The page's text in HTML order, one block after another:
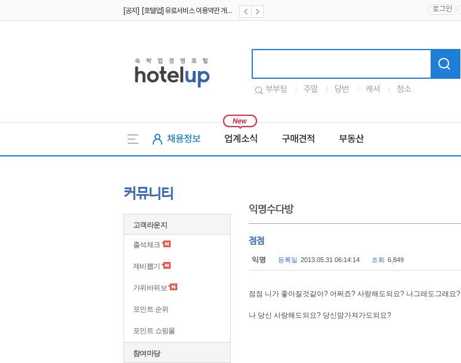
[공지] [호텔업] 개인정보 처리방침 개정본2 (19.09.02)
로그인
부부팀 주말 당번 캐셔 청소
채용정보 업계소식 구매견적 부동산
커뮤니티
고객라운지
출석체크
제비뽑기
가위바위보
포인트 순위
포인트 쇼핑몰
참여마당
익명수다방
점점
익명 등록일 2013.05.31 06:14:14 조회 6,849
점점 니가 좋아질것같아? 어쩌죠? 사랑해도되요? 나그래도그래요?
나 당신 사랑해도되요? 당신맘가져가도되요?